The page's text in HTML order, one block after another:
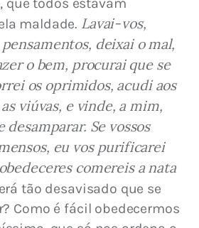
maldade. Lavai-vos,
deixai o mal,
o bem, procurai que se
os oprimidos, acudi aos
viúvas, e vinde, a mim,
desamparar. Se vossos
eu vos purificarei
comereis a nata
tão desavisado que se
Como é fácil obedecermos